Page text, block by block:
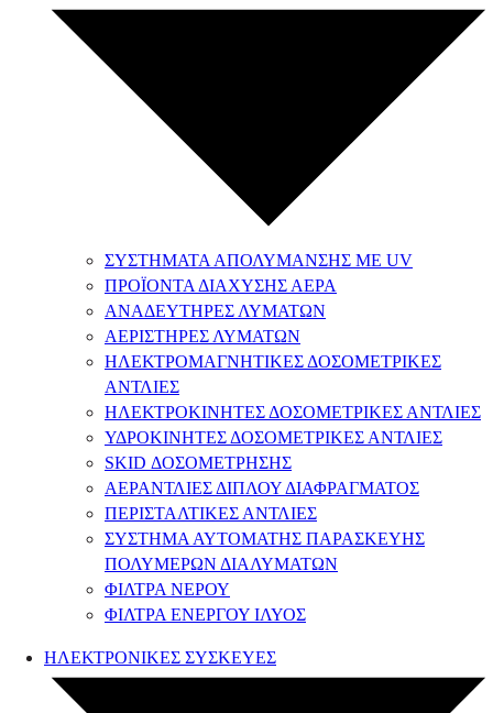
ΣΥΣΤΗΜΑΤΑ ΑΠΟΛΥΜΑΝΣΗΣ ΜΕ UV
ΠΡΟΪΟΝΤΑ ΔΙΑΧΥΣΗΣ ΑΕΡΑ
ΑΝΑΔΕΥΤΗΡΕΣ ΛΥΜΑΤΩΝ
ΑΕΡΙΣΤΗΡΕΣ ΛΥΜΑΤΩΝ
ΗΛΕΚΤΡΟΜΑΓΝΗΤΙΚΕΣ ΔΟΣΟΜΕΤΡΙΚΕΣ
ΑΝΤΛΙΕΣ
ΗΛΕΚΤΡΟΚΙΝΗΤΕΣ ΔΟΣΟΜΕΤΡΙΚΕΣ ΑΝΤΛΙΕΣ
ΥΔΡΟΚΙΝΗΤΕΣ ΔΟΣΟΜΕΤΡΙΚΕΣ ΑΝΤΛΙΕΣ
SKID ΔΟΣΟΜΕΤΡΗΣΗΣ
ΑΕΡΑΝΤΛΙΕΣ ΔΙΠΛΟΥ ΔΙΑΦΡΑΓΜΑΤΟΣ
ΠΕΡΙΣΤΑΛΤΙΚΕΣ ΑΝΤΛΙΕΣ
ΣΥΣΤΗΜΑ ΑΥΤΟΜΑΤΗΣ ΠΑΡΑΣΚΕΥΗΣ
ΠΟΛΥΜΕΡΩΝ ΔΙΑΛΥΜΑΤΩΝ
ΦΙΛΤΡΑ ΝΕΡΟΥ
ΦΙΛΤΡΑ ΕΝΕΡΓΟΥ ΙΛΥΟΣ
ΗΛΕΚΤΡΟΝΙΚΕΣ ΣΥΣΚΕΥΕΣ